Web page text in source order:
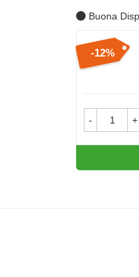
Buona
Sconto
12%
- +